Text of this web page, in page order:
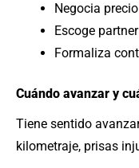
Negocia
Escoge
Formaliza
Cuándo avanzar y
Tiene sentido
kilometraje, prisas